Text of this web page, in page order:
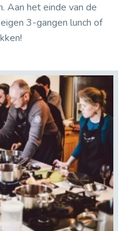
Aan het einde van de
3-gangen lunch of